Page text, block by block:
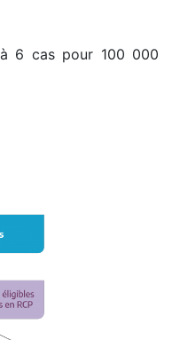
6 cas pour 100 000